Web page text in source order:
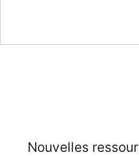
Nouvelles